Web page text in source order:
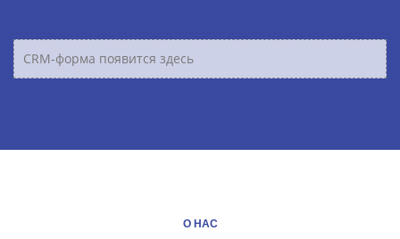
CRM-форма появится здесь
О НАС